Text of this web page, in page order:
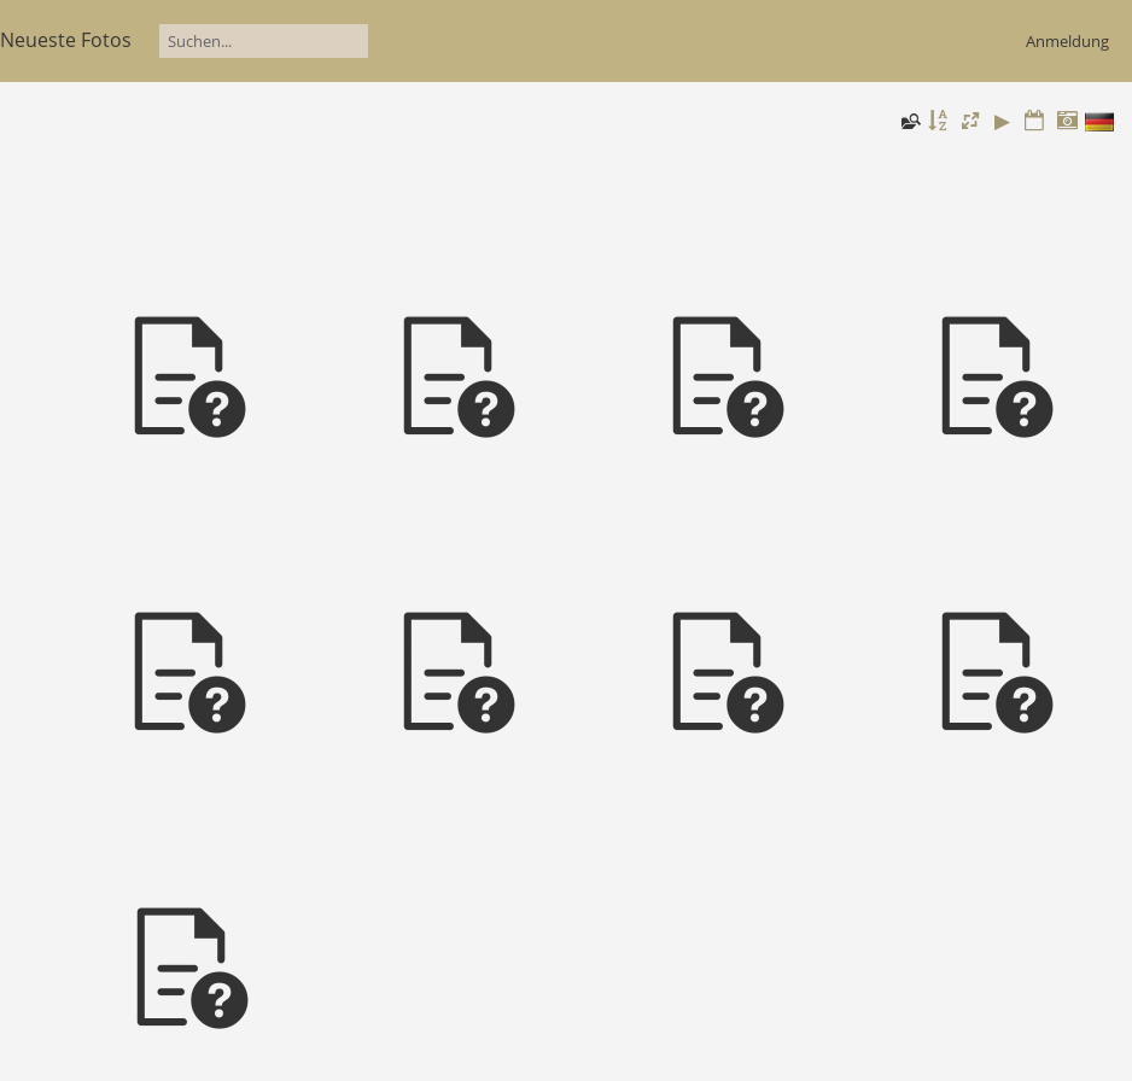
Neueste Fotos Anmeldung
hoheiter stollen froschm hlenstollen glückaufer stollen hundek pfer stollen
johann friedrich stollen